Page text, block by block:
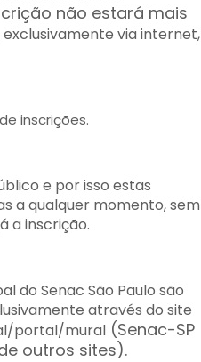
não estará mais
via internet,
inscrições.
e por isso estas
a qualquer momento, sem
a inscrição.
do Senac São Paulo são
através do site
portal/mural (Senac-SP
outros sites).